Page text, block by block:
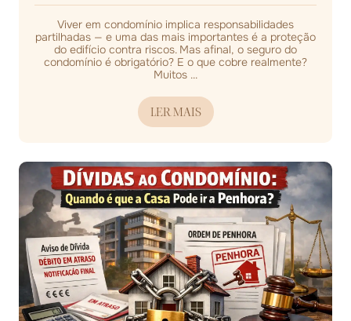
Viver em condomínio implica responsabilidades
partilhadas — e uma das mais importantes é a proteção
do edifício contra riscos. Mas afinal, o seguro do
condomínio é obrigatório? E o que cobre realmente?
Muitos ...
LER MAIS